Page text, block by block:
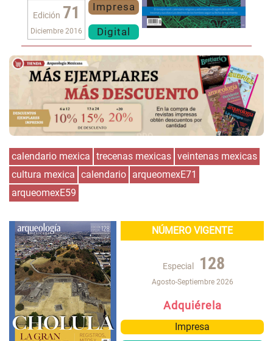
Edición 71
Diciembre 2016
Impresa
Digital
calendario mexica trecenas mexicas veintenas mexicas
cultura mexica calendario arqueomexE71
arqueomexE59
NÚMERO VIGENTE
Especial 128
Agosto-Septiembre 2026
Adquiérela
Impresa